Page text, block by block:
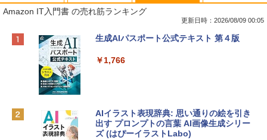
Apple 2026 MacBook Neo A18 Proチッ
e Intelligenceのために設計、Liquid Ret
￥137,800
Robloxギフトカード - 800 Robux 【限
インゲームコード】 ロブロックス | オン
Robloxギフトカード - 1000 Robux 【限
定バーチャルアイテムを含む】 【オンラ
Amazon IT入門書 の売れ筋ランキング
更新日時：2026/08/09 00:05
生成AIパスポート公式テキスト 第４版
￥1,766
AIイラスト表現辞典: 思い通りの絵を引き
出す プロンプトの言葉 AI画像生成シリー
ズ (はぴーイラストLabo)